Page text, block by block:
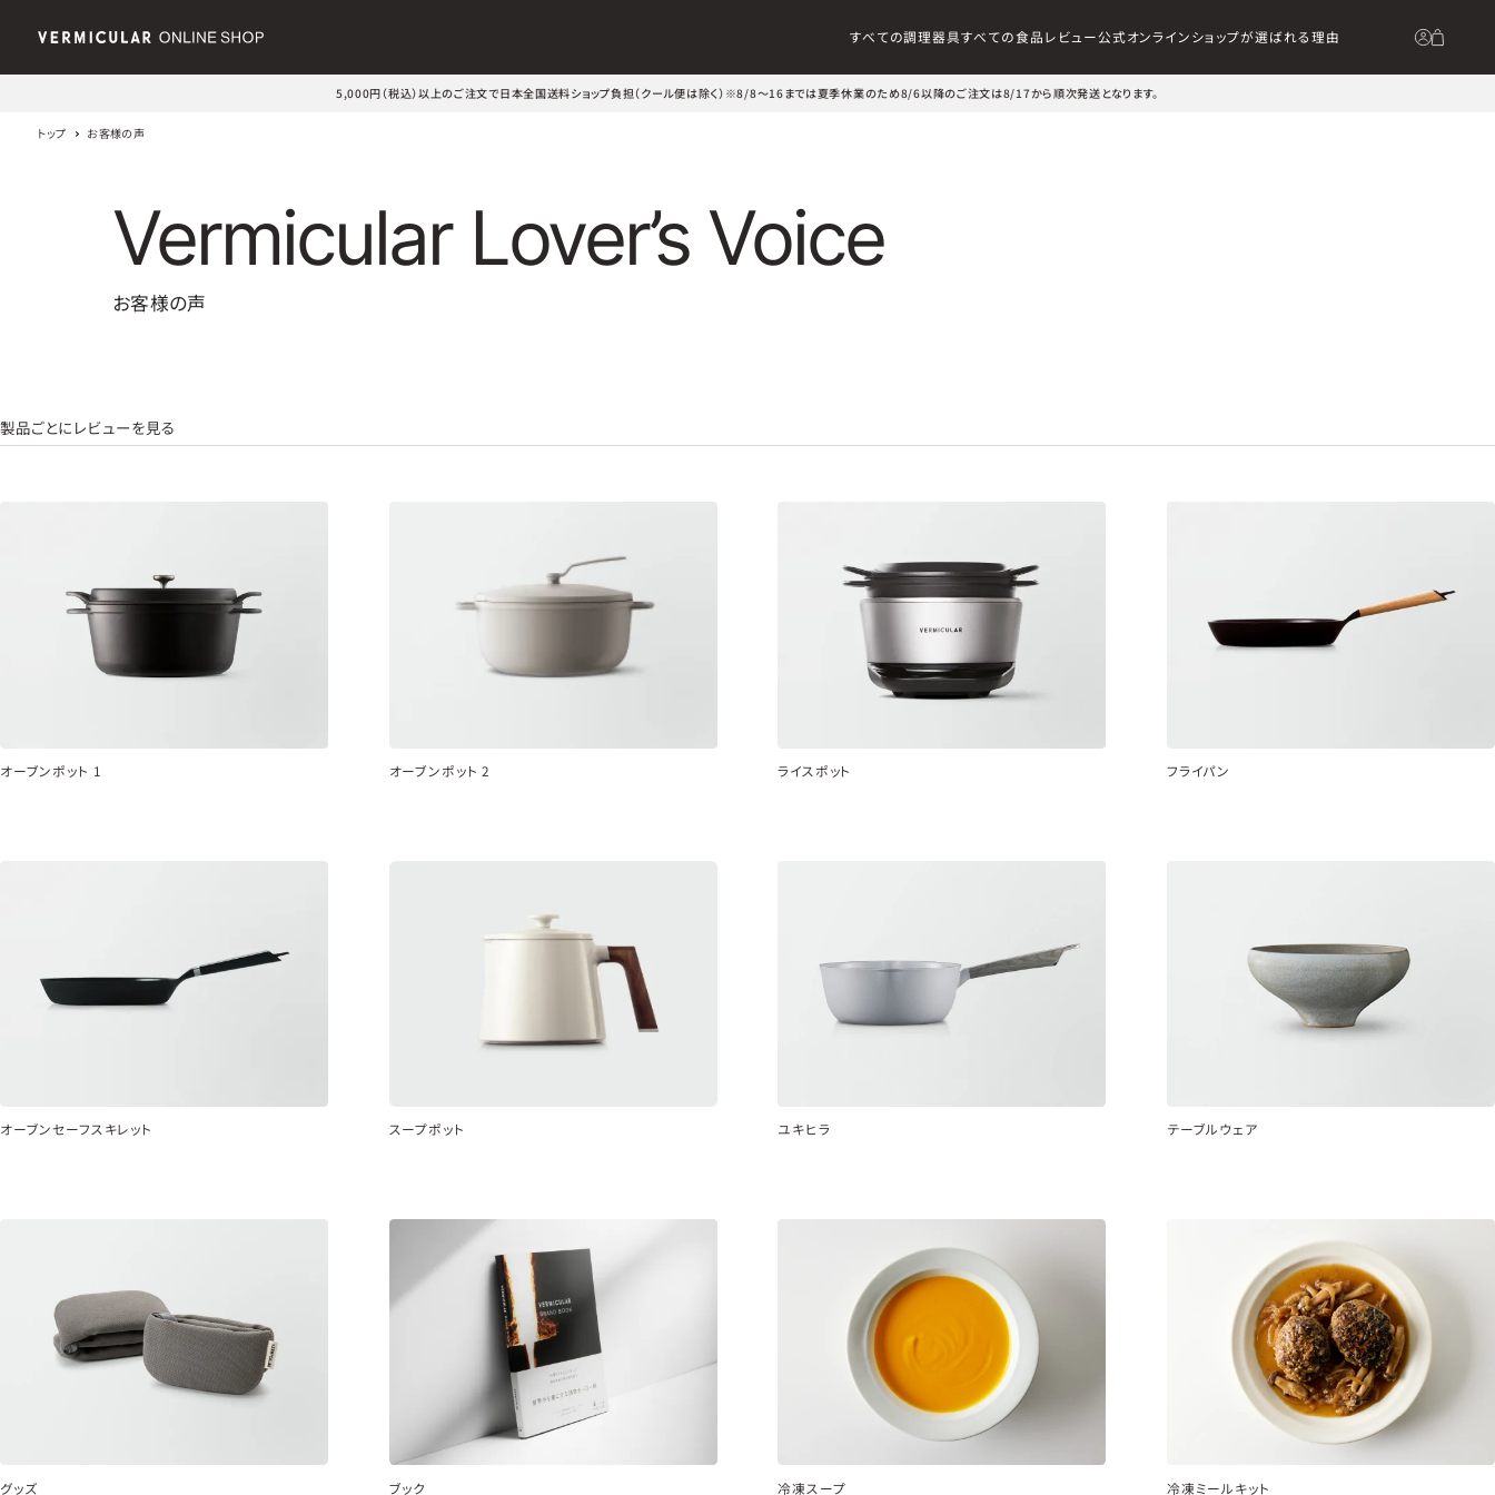
すべての調理器具すべての食品レビュー公式オンラインショップが選ばれる理由
5,000円（税込）以上のご注文で日本全国送料ショップ負担（クール便は除く） ※8/8～16までは夏季休業のため8/6以降のご注文は8/17から順次発送となります。
トップ お客様の声
Vermicular Lover’s Voice
お客様の声
製品ごとにレビューを見る
オーブンポット 1 オーブンポット 2 ライスポット フライパン
オーブンセーフスキレット スープポット ユキヒラ テーブルウェア
グッズ ブック 冷凍スープ 冷凍ミールキット